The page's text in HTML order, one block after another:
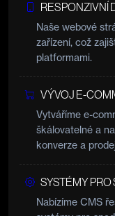
RESPONZIVNÍ
Naše webové
zařízení, což
platformami.
VÝVOJ E-
Vytváříme e-
škálovatelné a
konverze a
SYSTÉMY
Nabízíme CMS